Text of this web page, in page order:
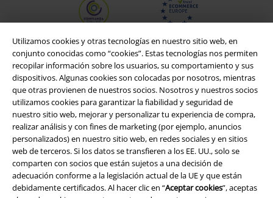
Utilizamos cookies y otras tecnologías en nuestro sitio web, en
conjunto conocidas como “cookies”. Estas tecnologías nos permiten
recopilar información sobre los usuarios, su comportamiento y sus
dispositivos. Algunas cookies son colocadas por nosotros, mientras
que otras provienen de nuestros socios. Nosotros y nuestros socios
utilizamos cookies para garantizar la fiabilidad y seguridad de
nuestro sitio web, mejorar y personalizar tu experiencia de compra,
realizar análisis y con fines de marketing (por ejemplo, anuncios
personalizados) en nuestro sitio web, en redes sociales y en sitios
web de terceros. Si los datos se transfieren a los EE. UU., solo se
comparten con socios que están sujetos a una decisión de
adecuación conforme a la legislación actual de la UE y que están
debidamente certificados. Al hacer clic en “Aceptar cookies”, aceptas
Legal
Términos y Condiciones